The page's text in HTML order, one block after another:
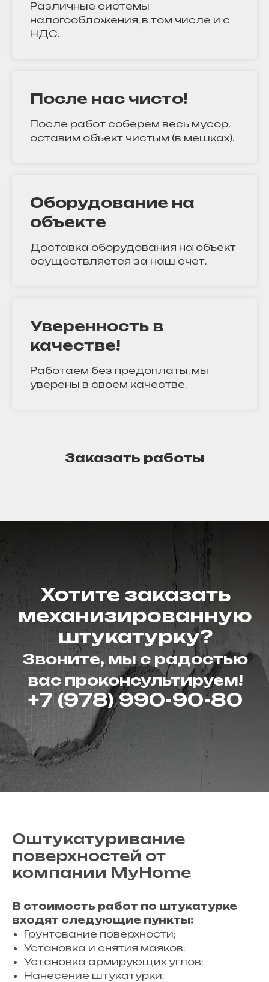
Различные системы
налогообложения, в том числе и с
НДС.
После нас чисто!
После работ соберем весь мусор,
оставим объект чистым (в мешках).
Оборудование на
объекте
Доставка оборудования на объект
осуществляется за наш счет.
Уверенность в
качестве!
Работаем без предоплаты, мы
уверены в своем качестве.
Заказать работы
Хотите заказать
механизированную
штукатурку?
Звоните, мы с радостью
вас проконсультируем!
+7 (978) 990-90-80
Оштукатуривание
поверхностей от
компании MyHome
В стоимость работ по штукатурке
входят следующие пункты:
Грунтование поверхности;
Установка и снятия маяков;
Установка армирующих углов;
Нанесение штукатурки;